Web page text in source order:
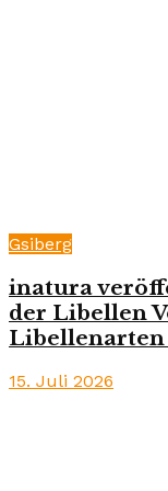
Gsiberg
inatura
der Libellen
Libellenarten
15. Juli 2026